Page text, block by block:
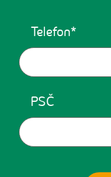
Telefon
PSČ